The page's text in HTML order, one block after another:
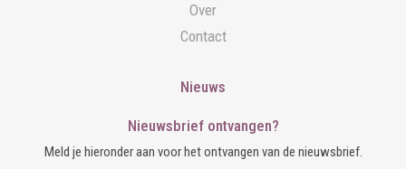
Over
Contact
Nieuws
Nieuwsbrief ontvangen?
Meld je hieronder aan voor het ontvangen van de nieuwsbrief.